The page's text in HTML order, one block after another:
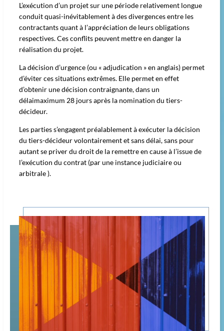
L’exécution d’un projet sur une période relativement longue
conduit quasi-inévitablement à des divergences entre les
contractants quant à l’appréciation de leurs obligations
respectives. Ces conflits peuvent mettre en danger la
réalisation du projet.
La décision d’urgence (ou « adjudication » en anglais) permet
d’éviter ces situations extrêmes. Elle permet en effet
d’obtenir une décision contraignante, dans un
délaimaximum 28 jours après la nomination du tiers-
décideur.
Les parties s’engagent préalablement à exécuter la décision
du tiers-décideur volontairement et sans délai, sans pour
autant se priver du droit de la remettre en cause à l’issue de
l’exécution du contrat (par une instance judiciaire ou
arbitrale ).